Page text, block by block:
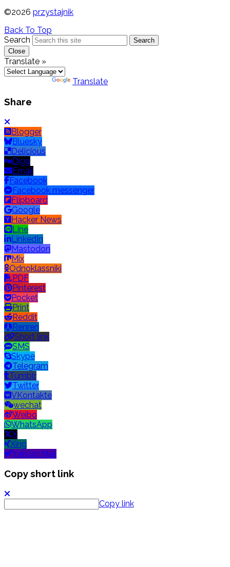
©2026 przystajnik
Back To Top
Search
Search
Close
Translate »
Translate
Share
Blogger
Bluesky
Delicious
Digg
Email
Facebook
Facebook messenger
Flipboard
Google
Hacker News
Line
LinkedIn
Mastodon
Mix
Odnoklassniki
PDF
Pinterest
Pocket
Print
Reddit
Renren
Short link
SMS
Skype
Telegram
Tumblr
Twitter
VKontakte
wechat
Weibo
WhatsApp
X
Xing
Yahoo! Mail
Copy short link
Copy link